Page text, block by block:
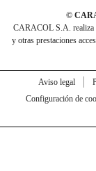
©
CARACOL S.A. realiza
y otras prestaciones
Aviso legal
Configuración de